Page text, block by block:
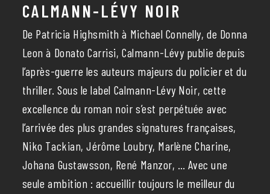
CALMANN-LÉVY NOIR
De Patricia Highsmith à Michael Connelly, de Donna
Leon à Donato Carrisi, Calmann-Lévy publie depuis
l’après-guerre les auteurs majeurs du policier et du
thriller. Sous le label Calmann-Lévy Noir, cette
excellence du roman noir s’est perpétuée avec
l’arrivée des plus grandes signatures françaises,
Niko Tackian, Jérôme Loubry, Marlène Charine,
Johana Gustawsson, René Manzor, … Avec une
seule ambition : accueillir toujours le meilleur du